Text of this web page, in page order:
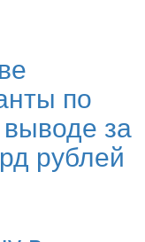
по
за
рублей